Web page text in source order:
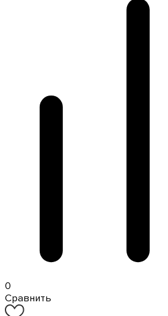
0
Сравнить